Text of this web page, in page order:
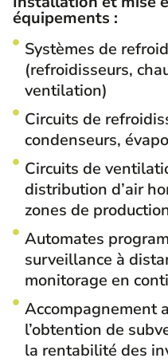
équipements :
Systèmes de
(refroidisseurs,
ventilation)
Circuits de
condenseurs,
Circuits de
distribution d’air
zones de
Automates
surveillance à
monitorage en
Accompagnement
l’obtention de
la rentabilité des